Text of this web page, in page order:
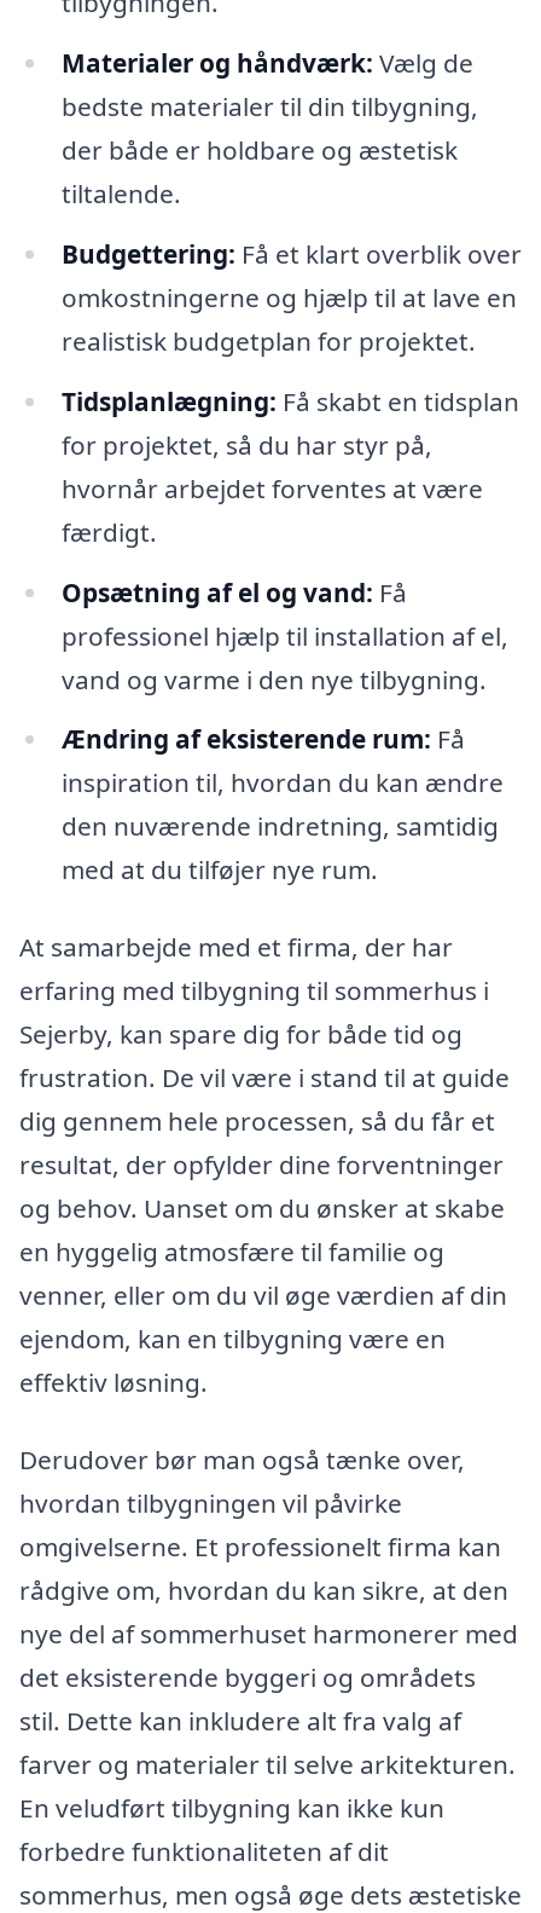
Materialer og håndværk: Vælg de
bedste materialer til din tilbygning,
der både er holdbare og æstetisk
tiltalende.
Budgettering: Få et klart overblik over
omkostningerne og hjælp til at lave en
realistisk budgetplan for projektet.
Tidsplanlægning: Få skabt en tidsplan
for projektet, så du har styr på,
hvornår arbejdet forventes at være
færdigt.
Opsætning af el og vand: Få
professionel hjælp til installation af el,
vand og varme i den nye tilbygning.
Ændring af eksisterende rum: Få
inspiration til, hvordan du kan ændre
den nuværende indretning, samtidig
med at du tilføjer nye rum.
At samarbejde med et firma, der har
erfaring med tilbygning til sommerhus i
Sejerby, kan spare dig for både tid og
frustration. De vil være i stand til at guide
dig gennem hele processen, så du får et
resultat, der opfylder dine forventninger
og behov. Uanset om du ønsker at skabe
en hyggelig atmosfære til familie og
venner, eller om du vil øge værdien af din
ejendom, kan en tilbygning være en
effektiv løsning.
Derudover bør man også tænke over,
hvordan tilbygningen vil påvirke
omgivelserne. Et professionelt firma kan
rådgive om, hvordan du kan sikre, at den
nye del af sommerhuset harmonerer med
det eksisterende byggeri og områdets
stil. Dette kan inkludere alt fra valg af
farver og materialer til selve arkitekturen.
En veludført tilbygning kan ikke kun
forbedre funktionaliteten af dit
sommerhus, men også øge dets æstetiske